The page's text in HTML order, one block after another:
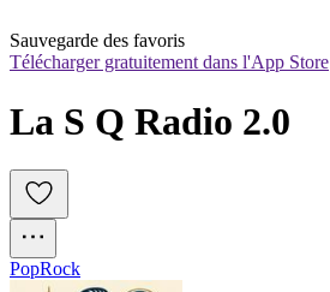
Sauvegarde des favoris
Télécharger gratuitement dans l'App Store
La S Q Radio 2.0
PopRock